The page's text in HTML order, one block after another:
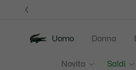
Uomo
Novita Saldi
Donna